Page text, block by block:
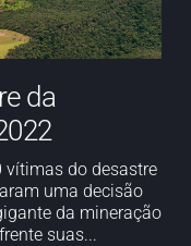
da
vítimas do desastre
uma decisão
da mineração
suas...